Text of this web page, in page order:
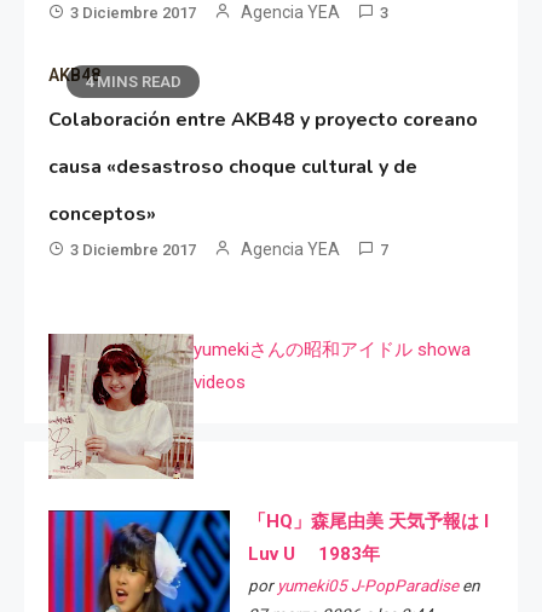
3 Diciembre 2017 Agencia YEA 3
4 MINS READ
AKB48
Colaboración entre AKB48 y proyecto coreano
causa «desastroso choque cultural y de
conceptos»
3 Diciembre 2017 Agencia YEA 7
yumekiさんの昭和アイドル showa
videos
「HQ」森尾由美 天気予報は I
Luv U 1983年
por yumeki05 J-PopParadiseen